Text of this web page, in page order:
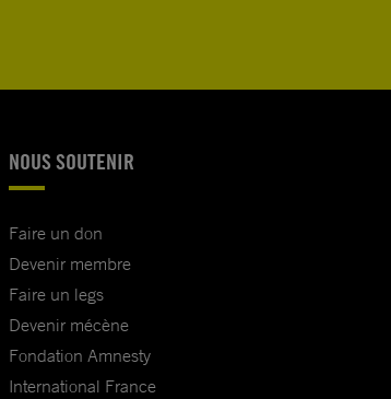
NOUS SOUTENIR
Faire un don
Devenir membre
Faire un legs
Devenir mécène
Fondation Amnesty
International France